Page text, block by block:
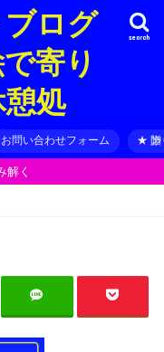
ログ
寄り
処
search
お問い合わせフォーム ★ 贈
解く